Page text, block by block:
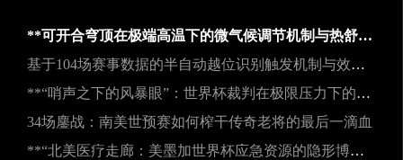
**可开合穹顶在极端高温下的微气候调节机制与热舒适性效能评估——以SoFi Stadium为例**
基于104场赛事数据的半自动越位识别触发机制与效能实证研究
**“哨声之下的风暴眼”：世界杯裁判在极限压力下的神经与生理共振解析**
34场鏖战：南美世预赛如何榨干传奇老将的最后一滴血
**“北美医疗走廊：美墨加世界杯应急资源的隐形博弈”**